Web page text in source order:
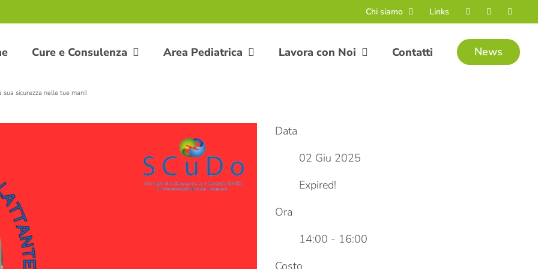
Chi siamo Links
Cure e Consulenza Area Pediatrica Lavora con Noi Contatti News
sicurezza nelle tue mani!
Data
02 Giu 2025
Expired!
Ora
14:00 - 16:00
Costo